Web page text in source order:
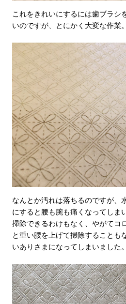
これをきれいにするには歯ブラシ
いのですが、とにかく大変な作業。
なんとか汚れは落ちるのですが、
にすると腰も腕も痛くなってしま
掃除できるわけもなく、やがてコ
と重い腰を上げて掃除することも
いありさまになってしまいました。